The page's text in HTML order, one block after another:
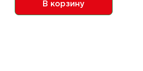
В корзину